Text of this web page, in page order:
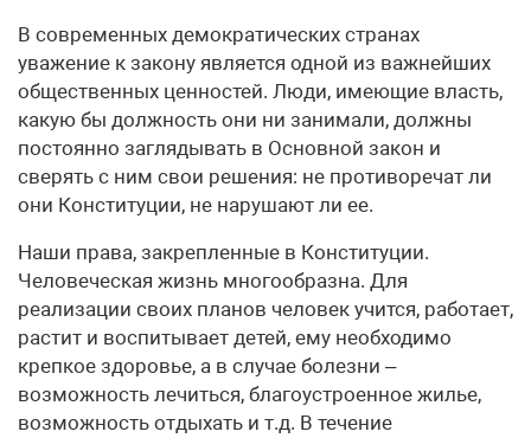
В современных демократических странах
уважение к закону является одной из важнейших
общественных ценностей. Люди, имеющие власть,
какую бы должность они ни занимали, должны
постоянно заглядывать в Основной закон и
сверять с ним свои решения: не противоречат ли
они Конституции, не нарушают ли ее.
Наши права, закрепленные в Конституции.
Человеческая жизнь многообразна. Для
реализации своих планов человек учится, работает,
растит и воспитывает детей, ему необходимо
крепкое здоровье, а в случае болезни –
возможность лечиться, благоустроенное жилье,
возможность отдыхать и т.д. В течение